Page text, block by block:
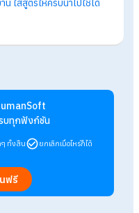
ที่นำมาคิดประกันสังคมคือ
ม้ว่าพนักงานจะมีเงินเดือนมาก
ต่อการคำนวณเงินเดือนไห
านมีสิทธิ์ลาป่วยโดยได้รับค่าจ้า
วันทำงานต่อปี หากลาเกิน 30